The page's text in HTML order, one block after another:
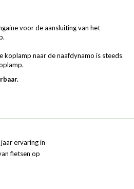
voor de aansluiting van het
koplamp naar de naafdynamo is steeds
ervaring in
fietsen op